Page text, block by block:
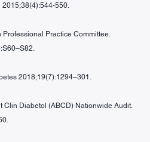
550.
Practice Committee.
2018;19(7):1294–301.
Clin Diabetol (ABCD) Nationwide Audit.